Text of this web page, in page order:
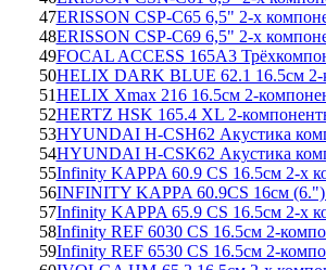
47ERISSON CSP-C65 6,5" 2-х
48ERISSON CSP-C69 6,5" 2-х
49FOCAL ACCESS 165A3
50HELIX DARK BLUE 62.1 16.5см 2-
51HELIX Xmax 216 16.5см 2-
52HERTZ HSK 165.4 XL 2-
53HYUNDAI H-CSH62 Акустика
54HYUNDAI H-CSK62 Акустика
55Infinity KAPPA 60.9 CS 16.5см 2-х
56INFINITY KAPPA 60.9CS 16см
57Infinity KAPPA 65.9 CS 16.5см 2-х
58Infinity REF 6030 CS 16.5см 2-
59Infinity REF 6530 CS 16.5см 2-